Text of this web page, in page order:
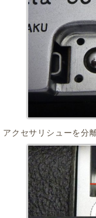
アクセサリシューを分